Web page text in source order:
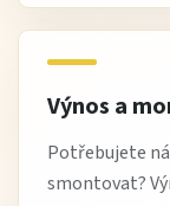
Výnos a
Potřebujete
smontovat?